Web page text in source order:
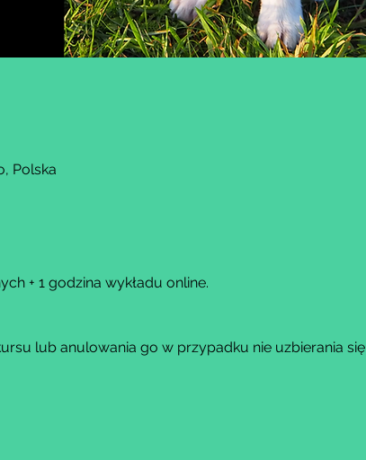
Polska
+ 1 godzina wykładu online.
lub anulowania go w przypadku nie uzbierania się